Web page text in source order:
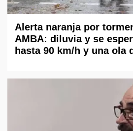
Alerta naranja por
AMBA: diluvia y se
hasta 90 km/h y una ola